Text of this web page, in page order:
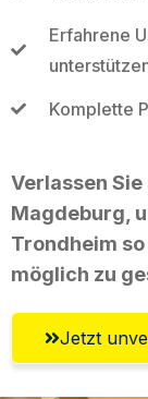
Erfahrene
Komplette
Verlassen
Magdeburg,
Trondheim
möglich zu
Jetzt